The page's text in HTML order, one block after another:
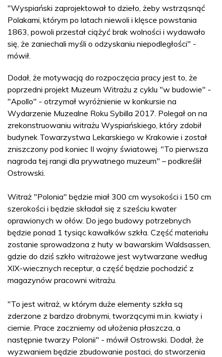
"Wyspiański zaprojektował to dzieło, żeby wstrząsnąć
Polakami, którym po latach niewoli i klęsce powstania
1863, powoli przestał ciążyć brak wolności i wydawało
się, że zaniechali myśli o odzyskaniu niepodległości" -
mówił.
Dodał, że motywacją do rozpoczęcia pracy jest to, że
poprzedni projekt Muzeum Witrażu z cyklu "w budowie" -
"Apollo" - otrzymał wyróżnienie w konkursie na
Wydarzenie Muzealne Roku Sybilla 2017. Polegał on na
zrekonstruowaniu witrażu Wyspiańskiego, który zdobił
budynek Towarzystwa Lekarskiego w Krakowie i został
zniszczony pod koniec II wojny światowej. "To pierwsza
nagroda tej rangi dla prywatnego muzeum" – podkreślił
Ostrowski.
Witraż "Polonia" będzie miał 300 cm wysokości i 150 cm
szerokości i będzie składał się z sześciu kwater
oprawionych w ołów. Do jego budowy potrzebnych
będzie ponad 1 tysiąc kawałków szkła. Część materiału
zostanie sprowadzona z huty w bawarskim Waldsassen,
gdzie do dziś szkło witrażowe jest wytwarzane według
XIX-wiecznych receptur, a część będzie pochodzić z
magazynów pracowni witrażu.
"To jest witraż, w którym duże elementy szkła są
zderzone z bardzo drobnymi, tworzącymi m.in. kwiaty i
ciernie. Prace zaczniemy od ułożenia płaszcza, a
następnie twarzy Polonii" - mówił Ostrowski. Dodał, że
wyzwaniem będzie zbudowanie postaci, do stworzenia